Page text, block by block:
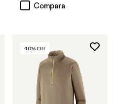
Compara
40% Off